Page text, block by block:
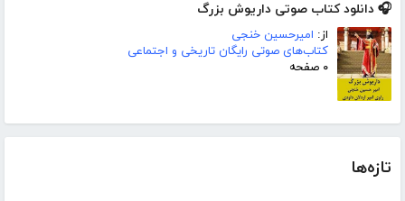
🎧 دانلود کتاب صوتی داریوش بزرگ
از: امیرحسین خنجی
کتاب‌های صوتی رایگان تاریخی و اجتماعی
۰ صفحه
تازه‌ها